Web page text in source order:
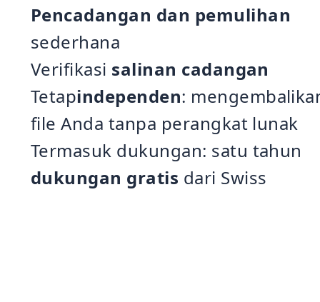
Pencadangan dan pemulihan
sederhana
Verifikasi salinan cadangan
Tetapindependen:
file Anda tanpa perangkat lunak
Termasuk dukungan: satu tahun
dukungan gratis dari Swiss